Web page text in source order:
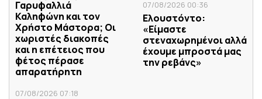
Γαρυφαλλιά
Καληφώνη και τον
Χρήστο Μάστορα; Οι
χωριστές διακοπές
και η επέτειος που
φέτος πέρασε
απαρατήρητη
07/08/2026 07:18
07/08/2026 00:36
Ελουστόντο:
«Είμαστε
στεναχωρημένοι αλλά
έχουμε μπροστά μας
την ρεβάνς»